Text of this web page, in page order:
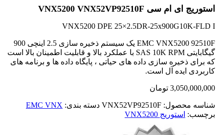
استوریج ای ام سی VNX5200 VNX52VP92510F
VNX5200 DPE 25×2.5DR-25x900G10K-FLD I
EMC VNX5200 92510F یک سیستم ذخیره سازی 2.5 اینچی 900
گیگابایتی SAS 10K RPM با عملکرد بالا و قابلیت اطمینان بالا است
که برای ذخیره سازی داده های حیاتی ، پایگاه داده ها و برنامه های
کاربردی ایده آل است.
3,050,000,000 تومان
شناسه محصول: VNX52VP92510F دسته بندی: EMC VNX
برچسب: استوریج VNX5200